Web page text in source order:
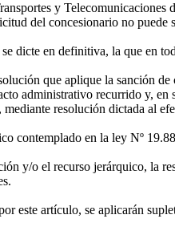
y Telecomunicaciones
del concesionario no puede
dicte en definitiva, la que en
que aplique la sanción de
administrativo recurrido y,
resolución dictada al
contemplado en la ley Nº
y/o el recurso jerárquico, la
este artículo, se aplicarán